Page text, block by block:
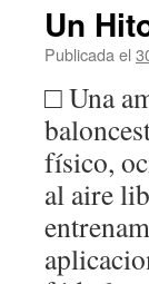
Un
Publicada el
□ Una
físico,
al aire